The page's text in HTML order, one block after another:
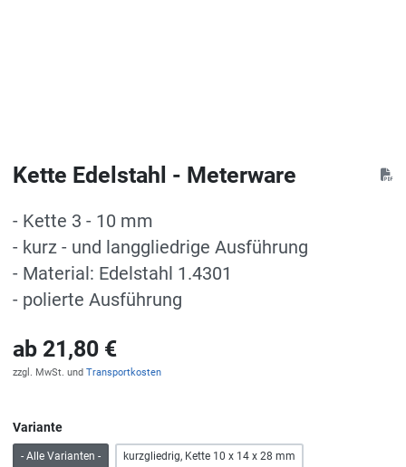
Kette Edelstahl - Meterware
- Kette 3 - 10 mm
- kurz - und langgliedrige Ausführung
- Material: Edelstahl 1.4301
- polierte Ausführung
ab 21,80 €
zzgl. MwSt. und Transportkosten
Variante
- Alle Varianten - kurzgliedrig, Kette 10 x 14 x 28 mm